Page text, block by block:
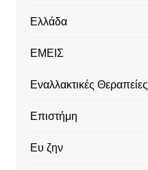
Ελλάδα
ΕΜΕΙΣ
Εναλλακτικές Θεραπείες
Επιστήμη
Ευ ζην